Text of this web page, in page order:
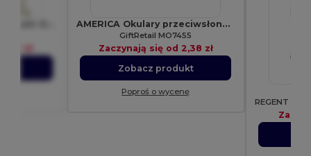
AMERICA Okulary przeciwsłoneczne
GiftRetail MO7455
Zaczynają się od 2,38 zł
Zobacz produkt
Poproś o wycenę